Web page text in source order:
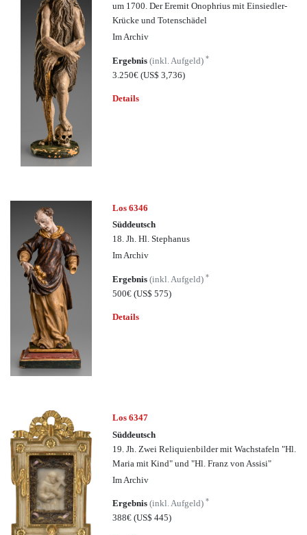
um 1700. Der Eremit Onophrius mit Einsiedler-
Krücke und Totenschädel
Im Archiv
Ergebnis(inkl. Aufgeld)*
3.250€(US$ 3,736)
Details
Los 6346
Süddeutsch
18. Jh. Hl. Stephanus
Im Archiv
Ergebnis(inkl. Aufgeld)*
500€(US$ 575)
Details
Los 6347
Süddeutsch
19. Jh. Zwei Reliquienbilder mit Wachstafeln "Hl.
Maria mit Kind" und "Hl. Franz von Assisi"
Im Archiv
Ergebnis(inkl. Aufgeld)*
388€(US$ 445)